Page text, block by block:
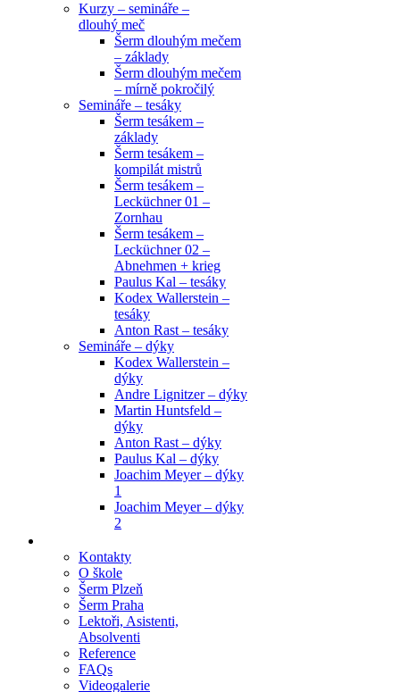
Kurzy – semináře –
dlouhý meč
Šerm dlouhým mečem
– základy
Šerm dlouhým mečem
– mírně pokročilý
Semináře – tesáky
Šerm tesákem –
základy
Šerm tesákem –
kompilát mistrů
Šerm tesákem –
Lecküchner 01 –
Zornhau
Šerm tesákem –
Lecküchner 02 –
Abnehmen + krieg
Paulus Kal – tesáky
Kodex Wallerstein –
tesáky
Anton Rast – tesáky
Semináře – dýky
Kodex Wallerstein –
dýky
Andre Lignitzer – dýky
Martin Huntsfeld –
dýky
Anton Rast – dýky
Paulus Kal – dýky
Joachim Meyer – dýky
1
Joachim Meyer – dýky
2
Kontakty
O škole
Šerm Plzeň
Šerm Praha
Lektoři, Asistenti,
Absolventi
Reference
FAQs
Videogalerie